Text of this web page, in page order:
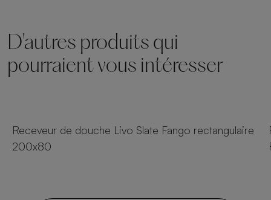
D'autres produits qui
pourraient vous intéresser
Receveur de douche Livo Slate Fango rectangulaire
200x80